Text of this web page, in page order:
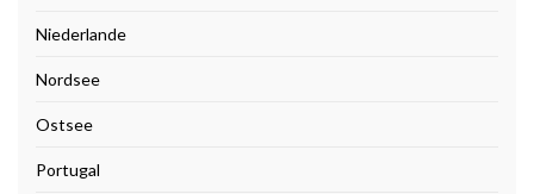
Niederlande
Nordsee
Ostsee
Portugal